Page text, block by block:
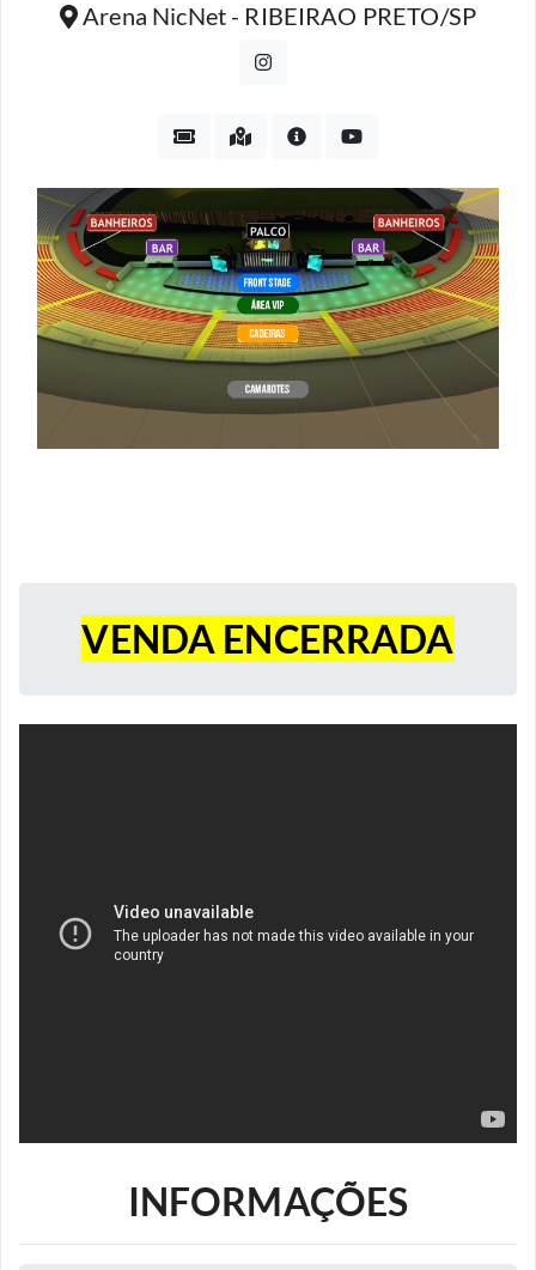
Arena NicNet - RIBEIRAO PRETO/SP
VENDA ENCERRADA
INFORMAÇÕES